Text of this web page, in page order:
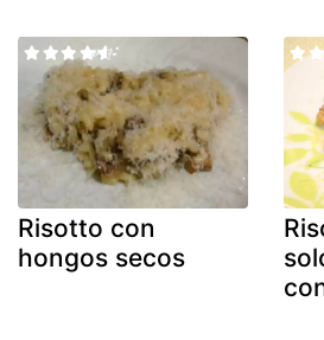
Risotto con
hongos secos